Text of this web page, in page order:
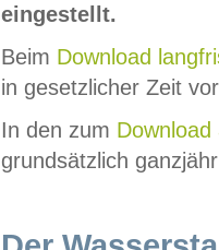
eingestellt.
Beim Download
in gesetzlicher Zeit
In den zum Download
grundsätzlich